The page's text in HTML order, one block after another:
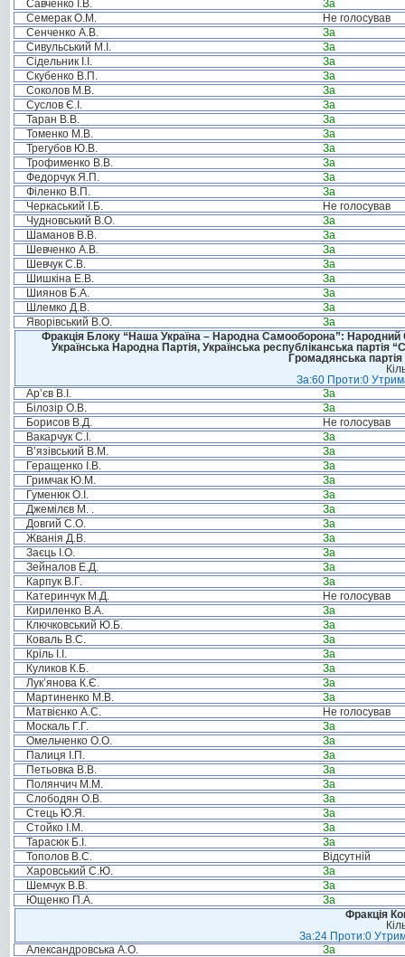
Савченко І.В.
За
Семерак О.М.
Не голосував
Сенченко А.В.
За
Сивульський М.І.
За
Сідельник І.І.
За
Скубенко В.П.
За
Соколов М.В.
За
Суслов Є.І.
За
Таран В.В.
За
Томенко М.В.
За
Трегубов Ю.В.
За
Трофименко В.В.
За
Федорчук Я.П.
За
Філенко В.П.
За
Черкаський І.Б.
Не голосував
Чудновський В.О.
За
Шаманов В.В.
За
Шевченко А.В.
За
Шевчук С.В.
За
Шишкіна Е.В.
За
Шиянов Б.А.
За
Шлемко Д.В.
За
Яворівський В.О.
За
Фракція Блоку “Наша Україна – Народна Самооборона”: Народний
Українська Народна Партія, Українська республіканська
Громадянська
За:60 Проти:0
Ар’єв В.І.
За
Білозір О.В.
За
Борисов В.Д.
Не голосував
Вакарчук С.І.
За
В’язівський В.М.
За
Геращенко І.В.
За
Гримчак Ю.М.
За
Гуменюк О.І.
За
Джемілєв М. .
За
Довгий С.О.
За
Жванія Д.В.
За
Заєць І.О.
За
Зейналов Е.Д.
За
Карпук В.Г.
За
Катеринчук М.Д.
Не голосував
Кириленко В.А.
За
Ключковський Ю.Б.
За
Коваль В.С.
За
Кріль І.І.
За
Куликов К.Б.
За
Лук’янова К.Є.
За
Мартиненко М.В.
За
Матвієнко А.С.
Не голосував
Москаль Г.Г.
За
Омельченко О.О.
За
Палиця І.П.
За
Петьовка В.В.
За
Полянчич М.М.
За
Слободян О.В.
За
Стець Ю.Я.
За
Стойко І.М.
За
Тарасюк Б.І.
За
Тополов В.С.
Відсутній
Харовський С.Ю.
За
Шемчук В.В.
За
Ющенко П.А.
За
Фракція
За:24 Проти:0
Александровська А.О.
За